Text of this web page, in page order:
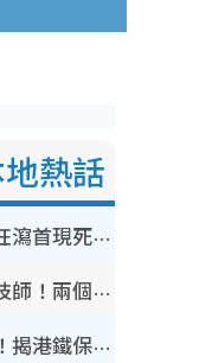
熱話
奪命寄生蟲｜食生菜狂瀉首現死者！疫潮惡化錄1.8萬宗病例 揭洗菜3大謬誤
銀行高層戀上水療女技師！兩個月借128萬驚覺「沉船」沉落火海 揭背後疑似邪教操控賣淫
內地客歎港人唔識老！揭港鐵保鮮級冷氣 港人求放過：咪投訴